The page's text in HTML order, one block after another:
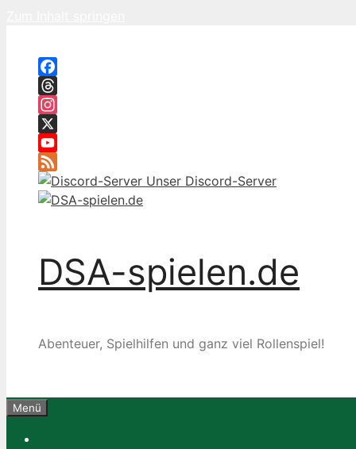
Facebook
Threads
Instagram
X
YouTube
Feed
Unser Discord-Server
DSA-spielen.de
Abenteuer, Spielhilfen und ganz viel Rollenspiel!
Menü